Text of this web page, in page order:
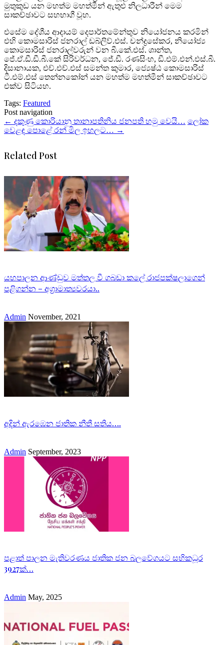
මුතුකුඩ යන මහත්ම මහත්මීන් ඇතුළු නිලධාරීන් මෙම
සාකච්ඡාවට සහභාගී වූහ.
එසේම දේශීය ආදායම් දෙපාර්තමේන්තුව නියෝජනය කරමින්
එහි කොමසාරිස් ජනරාල් ඩබ්ලිව්.එස්. චන්ද්‍රසේකර, නියෝජ්‍ය
කොමසාරිස් ජනරාල්වරුන් වන බී.කේ.එස්. ශාන්ත,
ජේ.ඒ.ඩී.ඩී.බී.කේ සිරිවර්ධන, ජේ.ඩී. රණසිංහ, ඩී.එම්.එන්.එස්.බී.
දිසානායක, එච්.එච්.එස් සමන්ත කුමාර, ජ්‍යෙෂ්ඨ කොමසාරිස්
ටී.එම්.එස් තෙන්නකෝන් යන මහත්ම මහත්මීන් සාකච්ඡාවට
එක්ව සිටියහ.
Tags: Featured
Post navigation
← දකුණු කොරියානු තානාපතිනිය ජනපති හමු වෙයි… ලෝක
වෙළඳ පොළේ රන් මිල ඉහලට… →
Related Post
යහපාලන ආණ්ඩුව මත්තල වී ගබඩා කලේ රාජපක්ෂලාගෙන්
පළිගන්න – අග්‍රාමාත්‍යවරයා..
Admin November, 2021
අදින් ඇරඹෙන ජාතික නීතී සතිය….
Admin September, 2023
පළාත් පාලන මැතිවරණය ජාතික ජන බලවේගයට සභිකධූර
3927ක්…
Admin May, 2025